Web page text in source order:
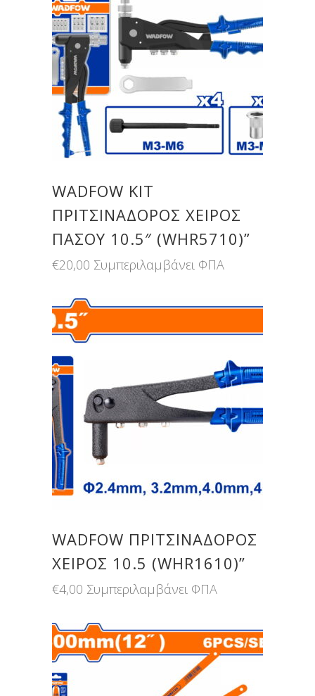
WADFOW ΚΙΤ
ΠΡΙΤΣΙΝΑΔΟΡΟΣ ΧΕΙΡΟΣ
ΠΑΣΟΥ 10.5″ (WHR5710)”
€20,00 Συμπεριλαμβάνει ΦΠΑ
WADFOW ΠΡIΤΣΙΝΑΔΟΡΟΣ
ΧΕΙΡΟΣ 10.5 (WHR1610)”
€4,00 Συμπεριλαμβάνει ΦΠΑ